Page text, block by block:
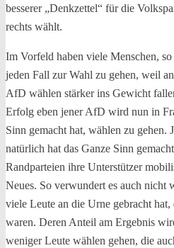
besserer „Denkzettel“ für die
rechts wählt.
Im Vorfeld haben viele Menschen,
jeden Fall zur Wahl zu gehen, weil
AfD wählen stärker ins Gewicht
Erfolg eben jener AfD wird nun in
Sinn gemacht hat, wählen zu gehen.
natürlich hat das Ganze Sinn
Randparteien ihre Unterstützer
Neues. So verwundert es auch nicht
viele Leute an die Urne gebracht
waren. Deren Anteil am Ergebnis
weniger Leute wählen gehen, die